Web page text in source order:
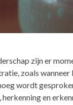
zijn er
zoals
wordt
en